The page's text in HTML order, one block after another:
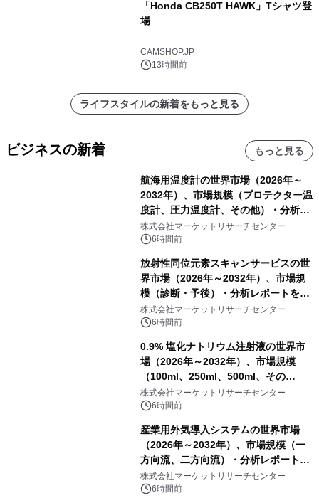
「Honda CB250T HAWK」Tシャツ登
場
CAMSHOP.JP
13時間前
ライフスタイルの新着をもっと見る
ビジネスの新着 もっと見る
航海用温度計の世界市場（2026年～
2032年）、市場規模（プロテクター温
度計、圧力温度計、その他）・分析レ
ポートを発表
株式会社マーケットリサーチセンター
6時間前
放射性同位元素スキャンサービスの世
界市場（2026年～2032年）、市場規
模（診断・予後）・分析レポートを発
表
株式会社マーケットリサーチセンター
6時間前
0.9% 塩化ナトリウム注射液の世界市
場（2026年～2032年）、市場規模
（100ml、250ml、500ml、その
他）・分析レポートを発表
株式会社マーケットリサーチセンター
6時間前
産業用外気導入システムの世界市場
（2026年～2032年）、市場規模（一
方向流、二方向流）・分析レポートを
発表
株式会社マーケットリサーチセンター
6時間前